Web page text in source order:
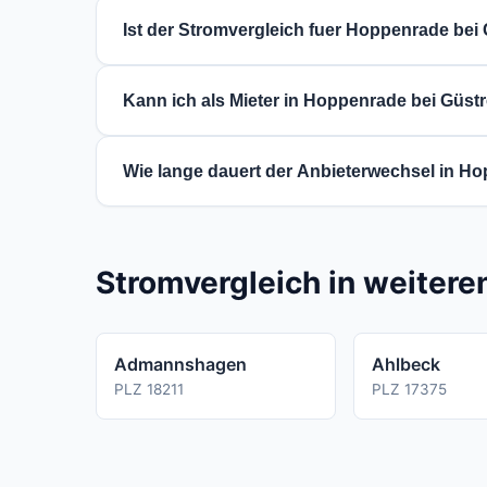
Personen-Haushalt etwa 3.500 kWh. Ihren
Ist der Stromvergleich fuer Hoppenrade
Kann ich als Mieter in Hoppenrade bei
abgerechnet wird, ist dies nicht moeglich.
Wie lange dauert der Anbieterwechsel in
Stromvergleich in
Admannshagen
PLZ 18211
Ahlbeck
PLZ 17375